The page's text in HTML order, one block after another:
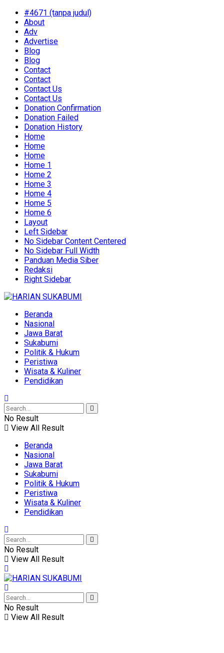
#4671 (tanpa judul)
About
Adv
Advertise
Blog
Blog
Contact
Contact
Contact Us
Contact Us
Donation Confirmation
Donation Failed
Donation History
Home
Home
Home
Home 1
Home 2
Home 3
Home 4
Home 5
Home 6
Layout
Left Sidebar
No Sidebar Content Centered
No Sidebar Full Width
Panduan Media Siber
Redaksi
Right Sidebar
Beranda
Nasional
Jawa Barat
Sukabumi
Politik & Hukum
Peristiwa
Wisata & Kuliner
Pendidikan
No Result
View All Result
Beranda
Nasional
Jawa Barat
Sukabumi
Politik & Hukum
Peristiwa
Wisata & Kuliner
Pendidikan
No Result
View All Result
No Result
View All Result